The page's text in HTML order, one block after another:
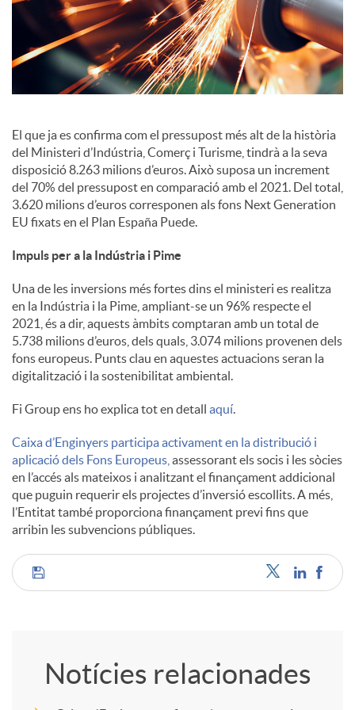
i
a
l
s
El que ja es confirma com el pressupost més alt de la història
del Ministeri d’Indústria, Comerç i Turisme, tindrà a la seva
disposició 8.263 milions d’euros. Això suposa un increment
del 70% del pressupost en comparació amb el 2021. Del total,
3.620 milions d’euros corresponen als fons Next Generation
EU fixats en el Plan España Puede.
Impuls per a la Indústria i Pime
Una de les inversions més fortes dins el ministeri es realitza
en la Indústria i la Pime, ampliant-se un 96% respecte el
2021, és a dir, aquests àmbits comptaran amb un total de
5.738 milions d’euros, dels quals, 3.074 milions provenen dels
fons europeus. Punts clau en aquestes actuacions seran la
digitalització i la sostenibilitat ambiental.
Fi Group ens ho explica tot en detall aquí
Caixa d’Enginyers participa activament en la distribució i
aplicació dels Fons Europeus, assessorant els socis i les sòcies
en l’accés als mateixos i analitzant el finançament addicional
que puguin requerir els projectes d’inversió escollits. A més,
l’Entitat també proporciona finançament previ fins que
arribin les subvencions públiques.
C
Notícies relacionades